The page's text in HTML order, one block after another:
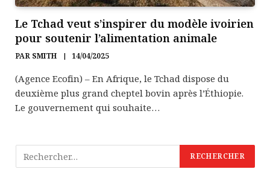
Le Tchad veut s’inspirer du modèle ivoirien
pour soutenir l’alimentation animale
PAR SMITH 14/04/2025
(Agence Ecofin) – En Afrique, le Tchad dispose du
deuxième plus grand cheptel bovin après l’Éthiopie.
Le gouvernement qui souhaite…